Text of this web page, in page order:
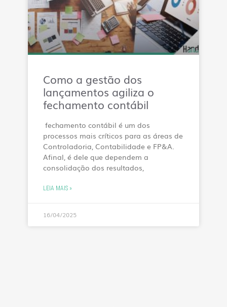
Como a gestão dos
lançamentos agiliza o
fechamento contábil
fechamento contábil é um dos
processos mais críticos para as áreas de
Controladoria, Contabilidade e FP&A.
Afinal, é dele que dependem a
consolidação dos resultados,
LEIA MAIS »
16/04/2025